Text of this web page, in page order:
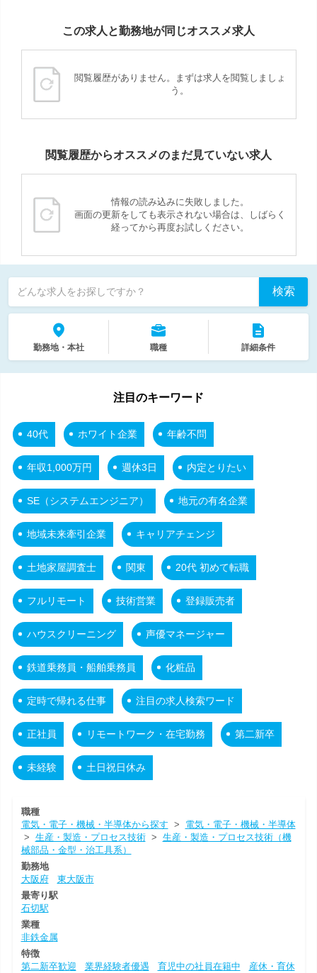
この求人と勤務地が同じオススメ求人
閲覧履歴がありません。まずは求人を閲覧しましょ
う。
閲覧履歴からオススメのまだ見ていない求人
情報の読み込みに失敗しました。
画面の更新をしても表示されない場合は、しばらく
経ってから再度お試しください。
どんな求人をお探しですか？ 検索
勤務地・本社 職種 詳細条件
注目のキーワード
40代 ホワイト企業 年齢不問
年収1,000万円 週休3日 内定とりたい
SE（システムエンジニア） 地元の有名企業
地域未来牽引企業 キャリアチェンジ
土地家屋調査士 関東 20代 初めて転職
フルリモート 技術営業 登録販売者
ハウスクリーニング 声優マネージャー
鉄道乗務員・船舶乗務員 化粧品
定時で帰れる仕事 注目の求人検索ワード
正社員 リモートワーク・在宅勤務 第二新卒
未経験 土日祝日休み
職種
電気・電子・機械・半導体から探す > 電気・電子・機械・半導体
> 生産・製造・プロセス技術> 生産・製造・プロセス技術（機
械部品・金型・治工具系）
勤務地
大阪府
東大阪市
最寄り駅
石切駅
業種
非鉄金属
特徴
第二新卒歓迎
業界経験者優遇 育児中の社員在籍中 産休・育休